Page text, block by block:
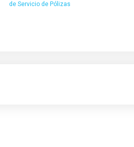
de Servicio de Pólizas